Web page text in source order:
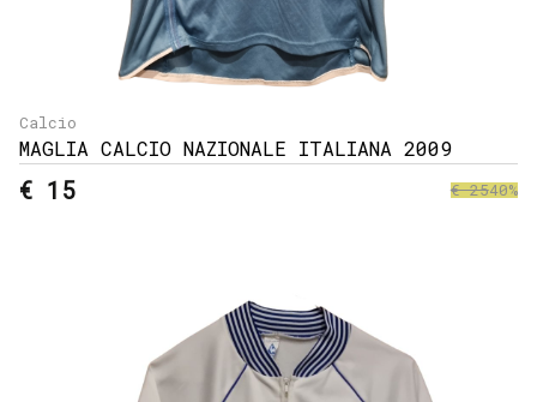
Calcio
MAGLIA CALCIO NAZIONALE ITALIANA 2009
€ 15 € 2540%